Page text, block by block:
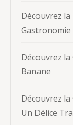
Découvrez
Gastronomie
Découvrez
Banane
Découvrez
Un Délice